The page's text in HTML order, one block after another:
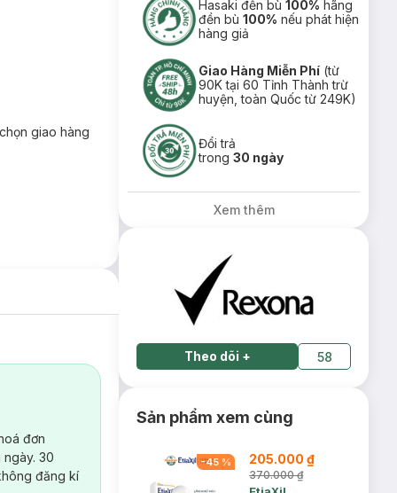
giao hàng
đơn
30
đăng kí
Hasaki đền bù100% hãng
đền bù100% nếu phát hiện
hàng giả
Giao Hàng Miễn Phí (từ
90K tại 60 Tỉnh Thành trừ
huyện, toàn Quốc từ 249K)
Đổi trả
trong30 ngày
Xem thêm
Theo dõi + 58
Sản phẩm xem cùng
-45 % 205.000 ₫
370.000 ₫